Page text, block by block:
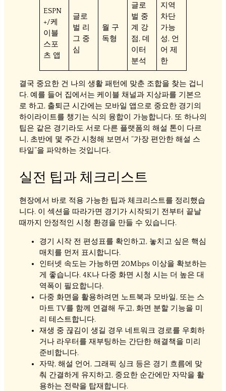
ESPN
+/케
이블
스포
츠 앱
글로
벌 리
그 중
심
월 구
독형
글로
벌 중
계 강
점, 데
이터
분석
지역
차단
가능
성, 언
어 제
한
결국 중요한 건 나의 생활 패턴에 맞춘 조합을 찾는 겁니
다. 예를 들어 집에서는 케이블 채널과 지상파를 기본으
로 하고, 출퇴근 시간에는 모바일 앱으로 중요한 경기의
하이라이트를 챙기는 식의 융합이 가능합니다. 또 하나의
팁은 같은 경기라도 서로 다른 플랫폼의 해설 톤이 다르
니, 초반에 몇 주간 시청해 보면서 “가장 편안한 해설 스
타일”을 파악하는 것입니다.
실전 팁과 체크리스트
현장에서 바로 적용 가능한 팁과 체크리스트를 정리했습
니다. 이 섹션을 따라가면 경기가 시작되기 전부터 끝날
때까지 안정적인 시청 환경을 만들 수 있습니다.
경기 시작 전 편성표를 확인하고, 놓치고 싶은 핵심
매치를 먼저 표시합니다.
인터넷 속도는 가능하면 20Mbps 이상을 확보하는
게 좋습니다. 4K나 다중 화면 시청 시는 더 높은 대
역폭이 필요합니다.
다중 화면을 활용하려면 노트북과 모바일, 또는 스
마트 TV를 함께 연결해 두고, 화면 분할 기능을 미
리 테스트합니다.
재생 중 끊김이 생길 경우 네트워크 경로를 우회하
거나 라우터를 재부팅하는 간단한 해결책을 미리
준비합니다.
자막, 해설 언어, 그래픽 싱크 등은 경기 흐름에 맞
춰 간결하게 유지하고, 중요한 순간에만 자막을 활
용하는 전략을 탑재합니다.